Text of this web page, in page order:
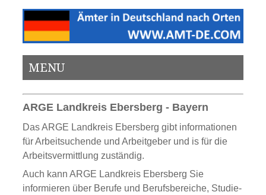
MENU
ARGE Landkreis Ebersberg - Bayern
Das ARGE Landkreis Ebersberg gibt informationen
für Arbeitsuchende und Arbeitgeber und is für die
Arbeitsvermittlung zuständig.
Auch kann ARGE Landkreis Ebersberg Sie
informieren über Berufe und Berufsbereiche, Studie-